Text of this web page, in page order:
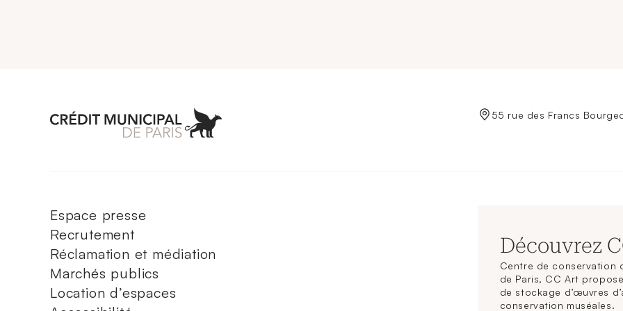
Aller à l'accueil de Crédit Municipal de Paris 55 rue des Francs
Espace presse
Recrutement
Réclamation et médiation
Marchés publics
Location d’espaces
Découvrez
Centre de conservation
de Paris, CC Art
de stockage d’œuvres
conservation muséales.